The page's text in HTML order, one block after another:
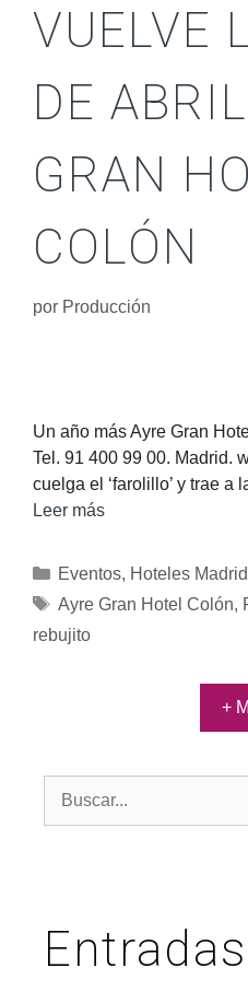
VUELVE
DE
GRAN
COLÓN
por Producción
Un año más Ayre Gran
Tel. 91 400 99 00. Madrid.
cuelga el ‘farolillo’ y trae
Leer más
Eventos, Hoteles Madrid
Ayre Gran Hotel Colón,
rebujito
+
Entradas